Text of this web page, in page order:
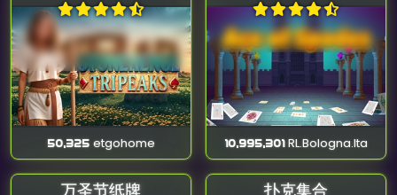
50,325 etgohome 10,995,301RL.Bologna.Ita
万圣节纸牌 扑克集合